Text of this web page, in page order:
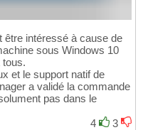
être intéressé à cause de
sous Windows 10
et le support natif de
a validé la commande
pas dans le
4
3